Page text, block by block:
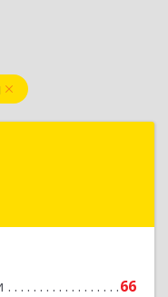
66
Илимск г, Дружбы